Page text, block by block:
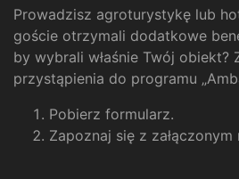
Prowadzisz agroturystykę lub
goście otrzymali dodatkowe
by wybrali właśnie Twój obiekt?
przystąpienia do programu
Pobierz formularz.
Zapoznaj się z załączonym